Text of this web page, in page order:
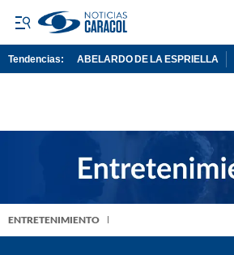
Tendencias: ABELARDO DE LA ESPRIELLA
ENTRETENIMIENTO